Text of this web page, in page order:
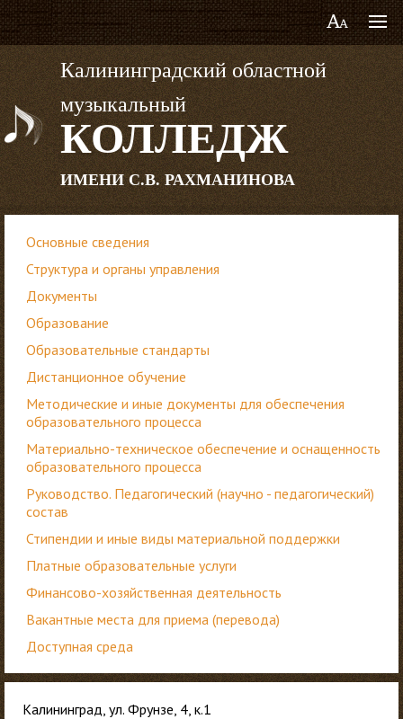
Калининградский областной
музыкальный
КОЛЛЕДЖ
ИМЕНИ С.В. РАХМАНИНОВА
Основные сведения
Структура и органы управления
Документы
Образование
Образовательные стандарты
Дистанционное обучение
Методические и иные документы для обеспечения
образовательного процесса
Материально-техническое обеспечение и оснащенность
образовательного процесса
Руководство. Педагогический (научно - педагогический)
состав
Стипендии и иные виды материальной поддержки
Платные образовательные услуги
Финансово-хозяйственная деятельность
Вакантные места для приема (перевода)
Доступная среда
Калининград, ул. Фрунзе, 4, к.1